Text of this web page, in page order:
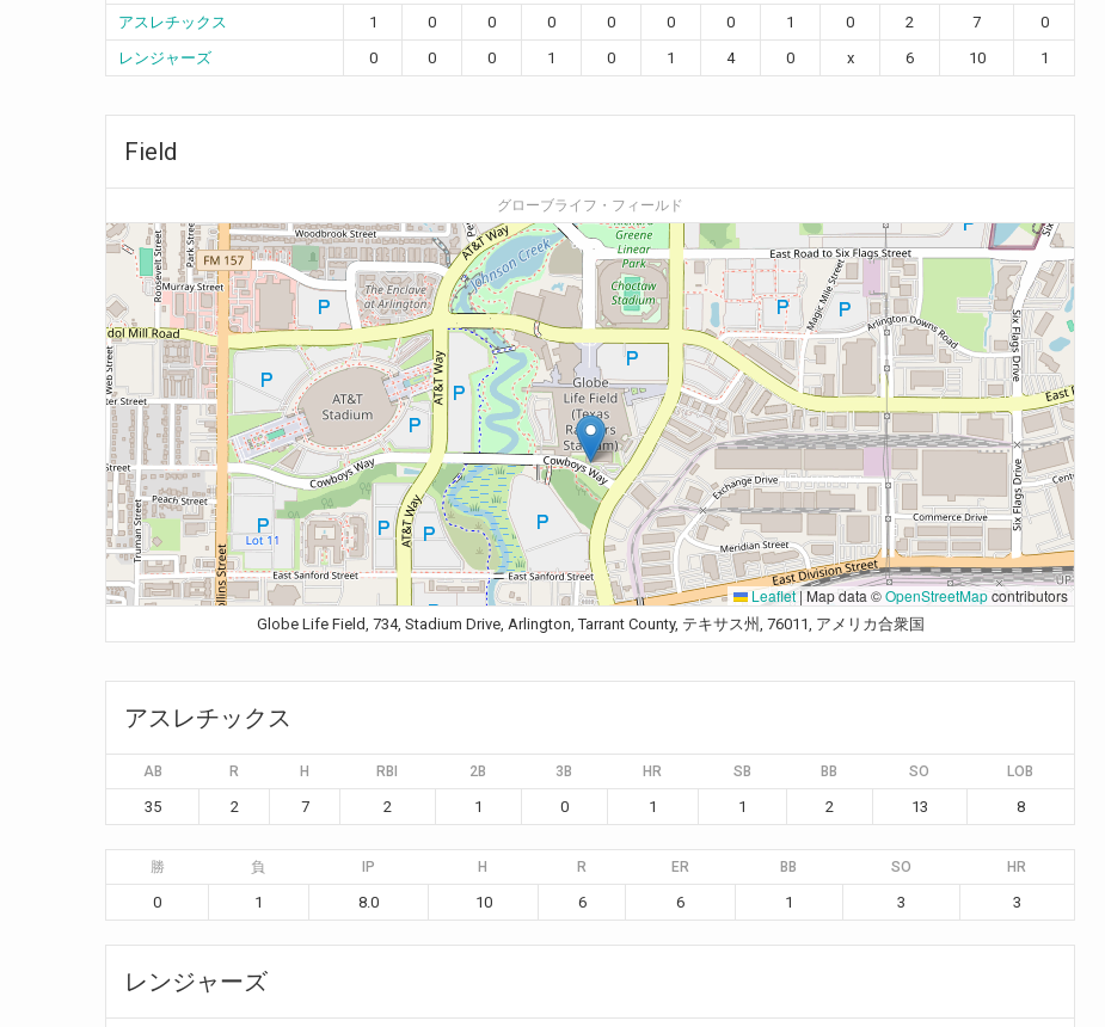
アスレチックス 1 0 0 0 0 0 0 1 0 2 7
0
レンジャーズ
0 0 0 1 0 1 4 0 x 6 10 1
Field
グローブライフ・フィールド
Leaflet |Map data ©OpenStreetMapcontributors
Globe Life Field, 734, Stadium Drive, Arlington, Tarrant County, テキサス州, 76011, アメリカ合衆国
アスレチックス
AB R H RBI 2B 3B HR SB BB SO LOB
35 2 7 2 1 0 1 1 2 13 8
勝 負 IP H R ER BB SO HR
0 1 8.0 10 6 6 1 3 3
レンジャーズ